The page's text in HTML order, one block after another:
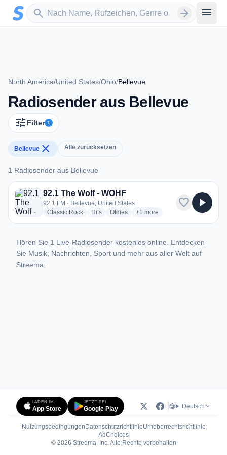
Zum Hauptinhalt springen
search
Sender suchen arrow_forward menu
North America/United States/Ohio/Bellevue
Radiosender aus Bellevue
tune Filter 1
Bellevue close Alle zurücksetzen
1 Radiosender aus Bellevue
1 Radiosender aus Bellevue
92.1 The Wolf - WOHF
92.1 FM · Bellevue, United States
Classic Rockradio stations
Hitsradio stations
Oldiesradio stations
+1 more genres for 92.1 The Wolf
more
favorite play_arrow
Hören Sie 1 Live-Radiosender kostenlos online. Entdecken
Sie Musik, Nachrichten, Sport und mehr aus aller Welt auf
Streema.
LADEN IM
App Store
JETZT BEI
Google Play Deutsch
Nutzungsbedingungen DatenschutzrichtlinieUrheberrechtsrichtlinie
AdChoices(öffnet in neuem Tab)
© 2026 Streema, Inc. Alle Rechte vorbehalten